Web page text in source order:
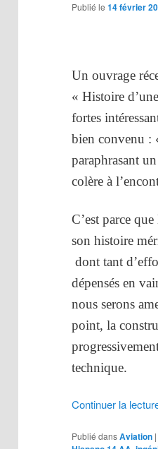
Publié le 14 février
Un ouvrage
« Histoire
fortes
bien convenu :
paraphrasant
colère à
C’est parce
son histoire
dont tant
dépensés en
nous serons
point, la
technique.
Continuer la
Publié dansAviation |